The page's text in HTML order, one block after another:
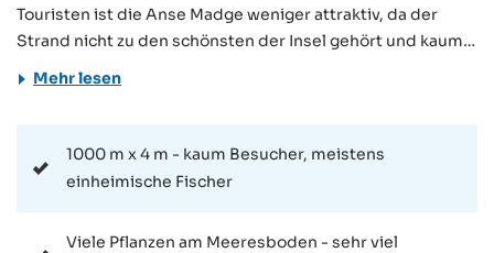
Touristen ist die Anse Madge weniger attraktiv, da der
Strand nicht zu den schönsten der Insel gehört und kaum
etwas zu bieten hat. Wer sich für einen Besuch
zahlreiche Parkmöglichkeiten befinden sich unmittelbar
am Strand. In der weiteren Umgebung im Südosten von
Mehr lesen
1000 m x 4 m - kaum Besucher, meistens
einheimische Fischer
Viele Pflanzen am Meeresboden - sehr viel